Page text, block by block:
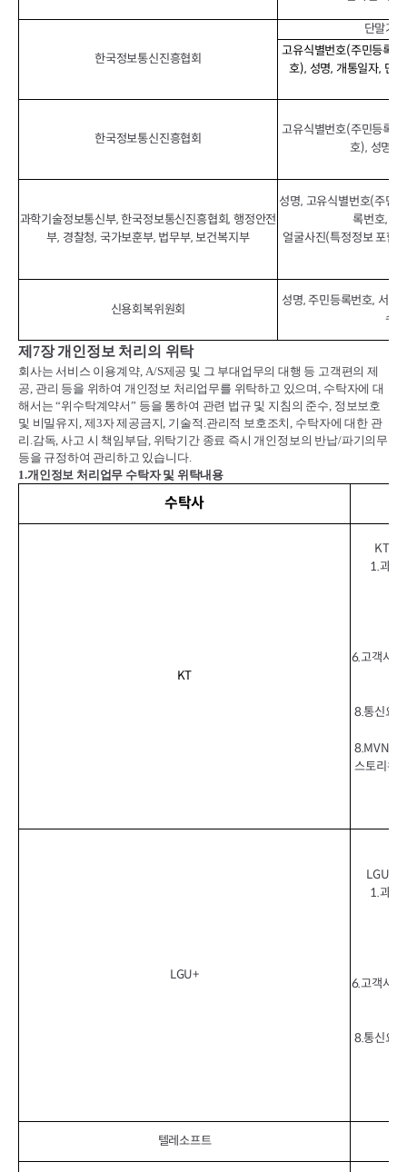
한국정보통신진흥협회
단말기
고유식별번호(주민등록
호), 성명, 개통일자, 단
한국정보통신진흥협회
고유식별번호(주민등록
호), 성명,
과학기술정보통신부, 한국정보통신진흥협회, 행정안전
부, 경찰청, 국가보훈부, 법무부, 보건복지부
성명, 고유식별번호(주민
록번호, 운
얼굴사진(특정정보 포함)
신용회복위원회
성명, 주민등록번호, 서비
수
제 7장 개인정보 처리의 위탁
회사는 서비스 이용계약, A/S제공 및 그 부대업무의 대행 등 고객편의 제
공, 관리 등을 위하여 개인정보 처리업무를 위탁하고 있으며, 수탁자에 대
해서는“위수탁계약서” 등을 통하여 관련 법규 및 지침의 준수, 정보보호
및 비밀유지, 제3자 제공금지, 기술적 .관리적 보호조치, 수탁자에 대한 관
리 .감독,사고 시 책임부담, 위탁기간 종료 즉시 개인정보의 반납/파기의무
등을 규정하여 관리하고 있습니다.
1.개인정보 처리업무 수탁자 및 위탁내용
수탁사
KT
KT이
1.과금
6.고객사용
8.통신요
8.MVNO
스토리위
LGU+
LGU+
1.과금
6.고객사용
8.통신요
텔레소프트